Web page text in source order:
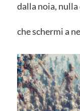
dalla noia, nulla
che schermi a